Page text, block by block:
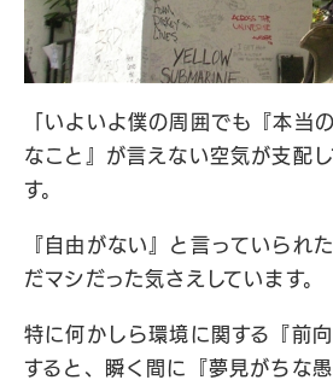
「いよいよ僕の周囲でも『本当
なこと』が言えない空気が支配
す。
『自由がない』と言っていられ
だマシだった気さえしています。
特に何かしら環境に関する『前
すると、瞬く間に『夢見がちな